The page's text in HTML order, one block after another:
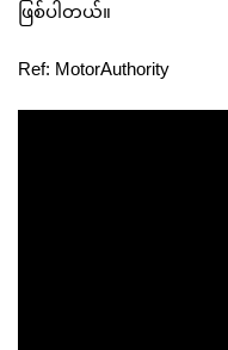
ဖြစ်ပါတယ်။
Ref: MotorAuthority